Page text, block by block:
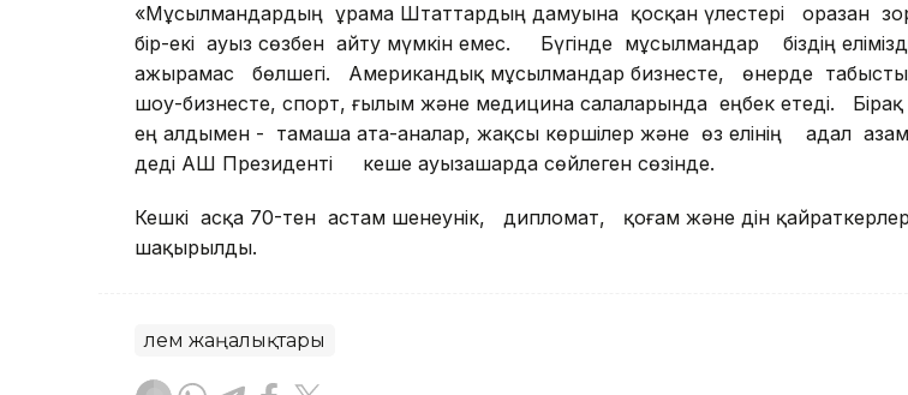
«Мұсылмандардың Құрама Штаттардың дамуына қосқан үлестері оразан
бір-екі ауыз сөзбен айту мүмкін емес. Бүгінде мұсылмандар біздің
ажырамас бөлшегі. Американдық мұсылмандар бизнесте, өнерде
шоу-бизнесте, спорт, ғылым және медицина салаларында еңбек етеді. Бірақ
ең алдымен - тамаша ата-аналар, жақсы көршілер және өз елінің адал
деді АҚШ Президенті кеше ауызашарда сөйлеген сөзінде.
Кешкі асқа 70-тен астам шенеунік, дипломат, қоғам және дін
шақырылды.
Әлем жаңалықтары